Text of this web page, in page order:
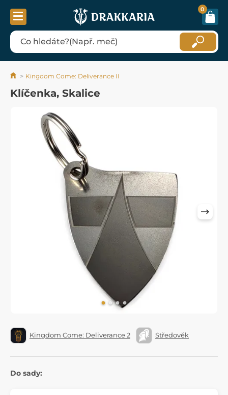
0
Kingdom Come: Deliverance II
Klíčenka, Skalice
Kingdom Come: Deliverance 2 Středověk
Do sady: